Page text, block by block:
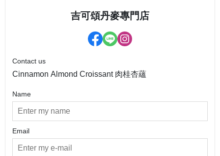
吉可頌丹麥專門店
Contact us
Cinnamon Almond Croissant 肉桂杏蘊
Name
Email